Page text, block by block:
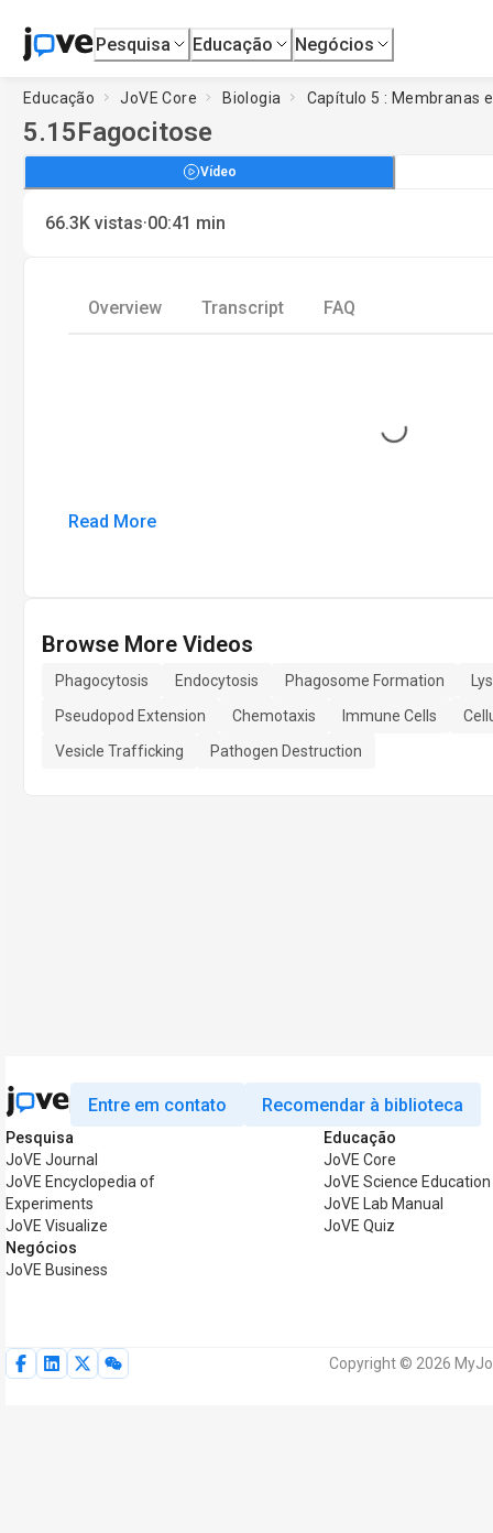
Pesquisa Educação Negócios
Educação JoVE Core Biologia Capítulo 5 : Membranas
5.15Fagocitose
Vídeo
66.3K vistas·00:41 min
Overview Transcript FAQ
Loading...
Read More
Browse More Videos
Phagocytosis Endocytosis Phagosome Formation
Pseudopod Extension
Chemotaxis Immune Cells
Vesicle Trafficking
Pathogen Destruction
Entre em contato Recomendar à biblioteca
Pesquisa
JoVE Journal
JoVE Encyclopedia of
Experiments
JoVE Visualize
Negócios
JoVE Business
Educação
JoVE Core
JoVE Science Education
JoVE Lab Manual
JoVE Quiz
Copyright © 2026